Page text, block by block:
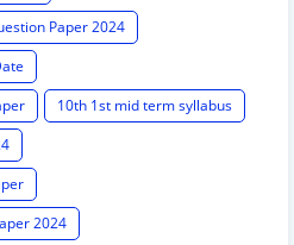
Paper 2024
10th 1st mid term syllabus
2024